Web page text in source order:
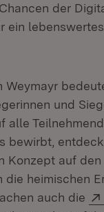
der
ein
in neuem
Weymayr
und
alle
bewirbt,
Konzept auf
die heimischen
auch die